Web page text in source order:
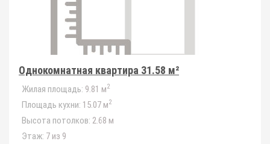
Однокомнатная квартира 31.58 м²
Жилая площадь: 9.81 м2
Площадь кухни: 15.07 м2
Высота потолков: 2.68 м
Этаж: 7 из 9